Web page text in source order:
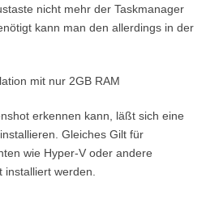
nicht mehr der Taskmanager
kann man den allerdings in der
erkennen kann, läßt sich eine
Gleiches Gilt für
wie Hyper-V oder andere
werden.